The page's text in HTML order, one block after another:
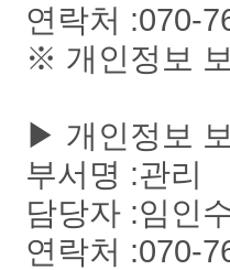
연락처 :070-
※ 개인정보
▶ 개인정보
부서명 :관리
담당자 :임인
연락처 :070-